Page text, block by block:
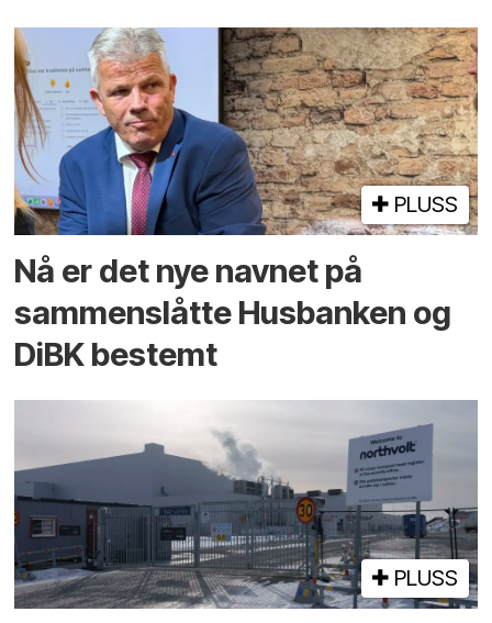
PLUSS
Nå er det nye navnet på
sammenslåtte Husbanken og
DiBK bestemt
PLUSS